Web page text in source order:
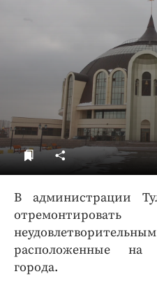
В администрации
расположенные на
города.